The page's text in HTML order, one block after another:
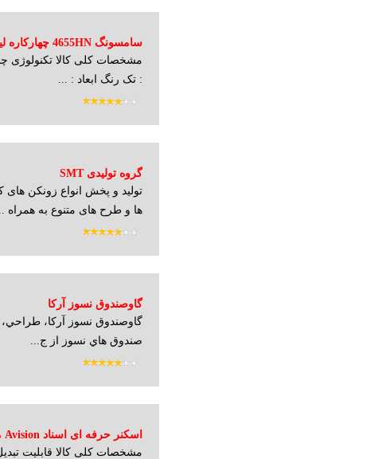
سامسونگ 4655HN چهارکاره لیزری
مشخصات کلی کالا تکنولوژی
: تک رنگ ابعاد : ...
گروه تولیدی SMT
تولید و پخش انواع زونکن های
ها و طرح های متنوع به همراه
گاوصندوق نسوز آرکا
گاوصندوق نسوز آرکا،‌ طراحي،‌
صندوق هاي نسوز از ج...
اسکنر حرفه ای اسناد Avision مدل AV121
مشخصات کلی کالا قابلیت